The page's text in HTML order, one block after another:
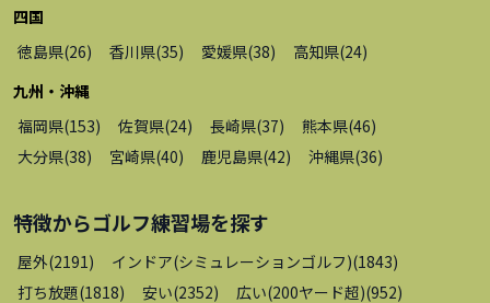
四国
徳島県(26) 香川県(35) 愛媛県(38) 高知県(24)
九州・沖縄
福岡県(153) 佐賀県(24) 長崎県(37) 熊本県(46)
大分県(38) 宮崎県(40) 鹿児島県(42) 沖縄県(36)
特徴からゴルフ練習場を探す
屋外(2191 ) インドア(シミュレーションゴルフ)(1843)
打ち放題(1818) 安い(2352) 広い(200ヤード超)(952)